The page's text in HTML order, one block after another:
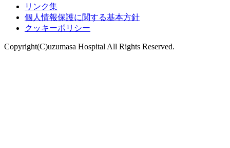
リンク集
個人情報保護に関する基本方針
クッキーポリシー
Copyright(C)uzumasa Hospital All Rights Reserved.